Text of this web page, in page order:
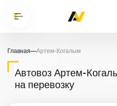
Главная—Артем-Когалым
Автовоз Артем-
на перевозку